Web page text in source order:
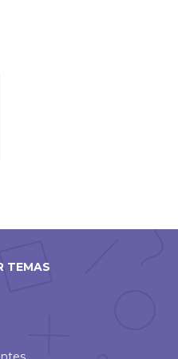
TEMAS